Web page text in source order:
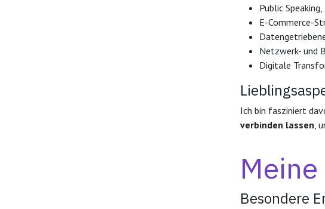
Public
E-Commerce-
Netzwerk- und
Digitale
Ich bin fasziniert
verbinden lassen,
Besondere